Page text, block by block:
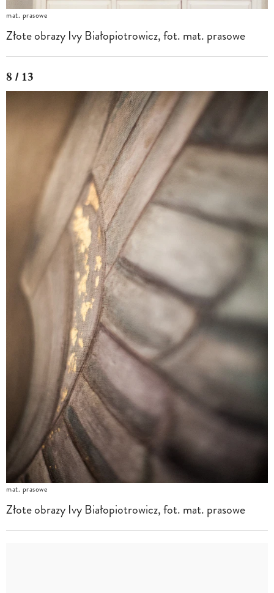
mat. prasowe
Złote obrazy Ivy Białopiotrowicz, fot. mat. prasowe
8 / 13
mat. prasowe
Złote obrazy Ivy Białopiotrowicz, fot. mat. prasowe